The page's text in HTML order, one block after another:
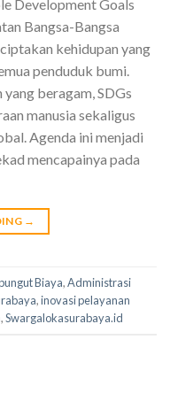
Development Goals
Bangsa-Bangsa
kehidupan yang
penduduk bumi.
beragam, SDGs
manusia sekaligus
Agenda ini menjadi
mencapainya pada
→
Biaya,Administrasi
,inovasi pelayanan
,Swargalokasurabaya.id